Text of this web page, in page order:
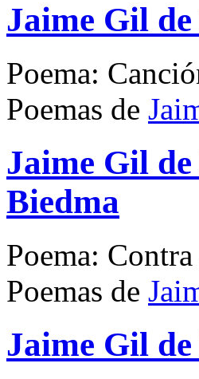
Jaime Gil
Poema:
Poemas de
Jaime Gil
Biedma
Poema:
Poemas de
Jaime Gil